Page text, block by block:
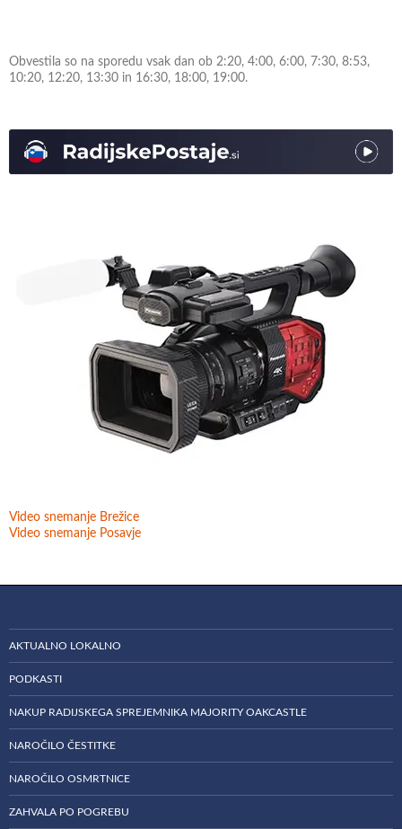
Obvestila so na sporedu vsak dan ob 2:20, 4:00, 6:00, 7:30, 8:53,
10:20, 12:20, 13:30 in 16:30, 18:00, 19:00.
Video snemanje Brežice
Video snemanje Posavje
AKTUALNO LOKALNO
PODKASTI
NAKUP RADIJSKEGA SPREJEMNIKA MAJORITY OAKCASTLE
NAROČILO ČESTITKE
NAROČILO OSMRTNICE
ZAHVALA PO POGREBU